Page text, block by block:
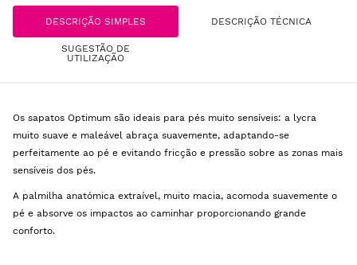
DESCRIÇÃO SIMPLES DESCRIÇÃO TÉCNICA
SUGESTÃO DE
UTILIZAÇÃO
Os sapatos Optimum são ideais para pés muito sensíveis: a lycra
muito suave e maleável abraça suavemente, adaptando-se
perfeitamente ao pé e evitando fricção e pressão sobre as zonas mais
sensíveis dos pés.
A palmilha anatómica extraível, muito macia, acomoda suavemente o
pé e absorve os impactos ao caminhar proporcionando grande
conforto.